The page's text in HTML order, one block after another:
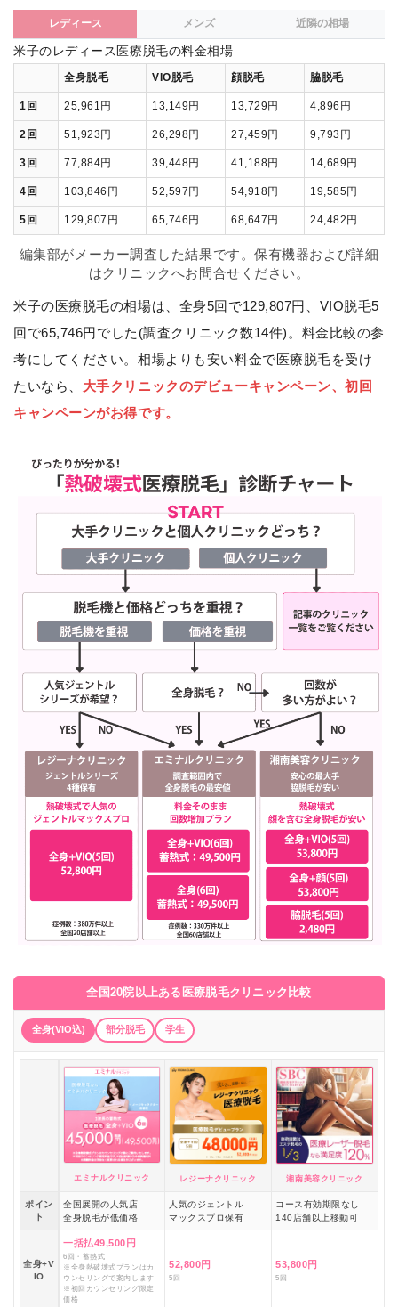
レディース メンズ 近隣の相場
米子のレディース医療脱毛の料金相場
全身脱毛 VIO脱毛 顔脱毛 脇脱毛
1回 25,961円 13,149円 13,729円 4,896円
2回 51,923円 26,298円 27,459円 9,793円
3回 77,884円 39,448円 41,188円 14,689円
4回 103,846円 52,597円 54,918円 19,585円
5回 129,807円 65,746円 68,647円 24,482円
編集部がメーカー調査した結果です。保有機器および詳細
はクリニックへお問合せください。
米子の医療脱毛の相場は、全身5回で129,807円、VIO脱毛5
回で65,746円でした(調査クリニック数14件)。料金比較の参
考にしてください。相場よりも安い料金で医療脱毛を受け
たいなら、 大手クリニックのデビューキャンペーン、初回
キャンペーンがお得です。
全国20院以上ある医療脱毛クリニック比較
全身(VIO込) 部分脱毛 学生
エミナルクリニック レジーナクリニック 湘南美容クリニック
ポイン
ト
全国展開の人気店
全身脱毛が低価格
人気のジェントル
マックスプロ保有
コース有効期限なし
140店舗以上移動可
全身+V
IO
一括払49,500円
6回・蓄熱式
※全身熱破壊式プランはカ
ウンセリングで案内します
※初回カウンセリング限定
価格
52,800円
5回
53,800円
5回